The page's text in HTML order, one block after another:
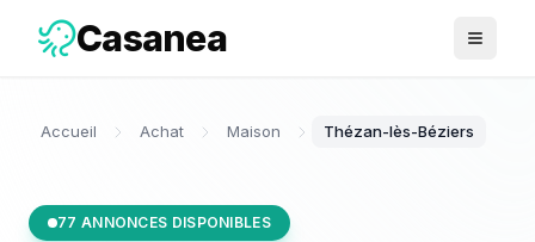
Casanea Ouvrir
Accueil Achat Maison Thézan-lès-Béziers
77 ANNONCES DISPONIBLES